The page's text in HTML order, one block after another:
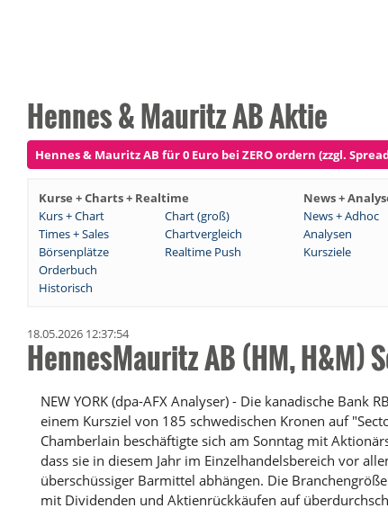
Hennes & Mauritz AB Aktie
Hennes & Mauritz AB für 0 Euro bei ZERO ordern (zzgl.
Kurse + Charts + Realtime News +
Kurs + Chart
Chart (groß) News + Adhoc
Times + Sales
Chartvergleich Analysen
Börsenplätze
Realtime Push Kursziele
Orderbuch
Historisch
18.05.2026 12:37:54
HennesMauritz AB (HM, H&M)
NEW YORK (dpa-AFX Analyser) - Die kanadische Bank
einem Kursziel von 185 schwedischen Kronen auf
Chamberlain beschäftigte sich am Sonntag mit
dass sie in diesem Jahr im Einzelhandelsbereich vor
überschüssiger Barmittel abhängen. Die
mit Dividenden und Aktienrückkäufen auf